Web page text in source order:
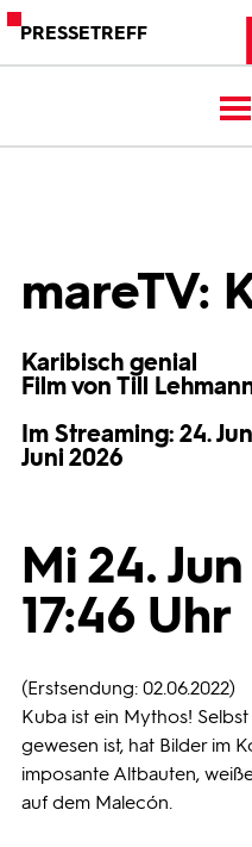
PRESSETREFF
mareTV:
Karibisch genial
Film von Till
Im Streaming: 24.
Juni 2026
Mi 24. Jun
17:46 Uhr
(Erstsendung: 02.06.2022)
Kuba ist ein Mythos!
gewesen ist, hat Bilder im
imposante Altbauten,
auf dem Malecón.